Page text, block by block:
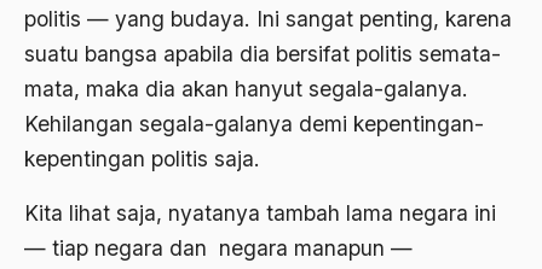
politis — yang budaya. Ini sangat penting, karena
suatu bangsa apabila dia bersifat politis semata-
mata, maka dia akan hanyut segala-galanya.
Kehilangan segala-galanya demi kepentingan-
kepentingan politis saja.
Kita lihat saja, nyatanya tambah lama negara ini
— tiap negara dan negara manapun —
Arti Kepemimpinan
artikel gus dur
asal-usul tradisi keilmuan pesantren
Asas Islam
asas kebangsaan